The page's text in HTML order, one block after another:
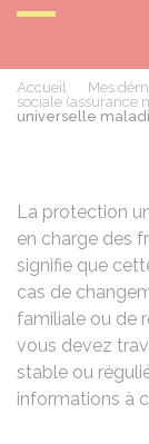
Accueil Mes
sociale (assurance
universelle
La protection
en charge des
signifie que
cas de
familiale ou de
vous devez
stable ou
informations à